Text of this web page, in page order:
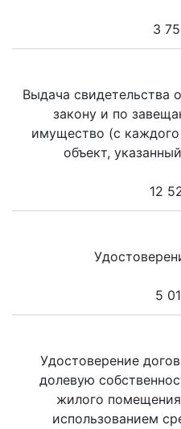
3
Выдача свидетельства
закону и по
имущество (с
объект,
12
5
Удостоверение
долевую
жилого
использованием